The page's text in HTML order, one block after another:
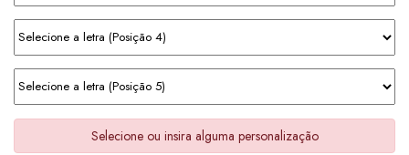
Selecione ou insira alguma personalização